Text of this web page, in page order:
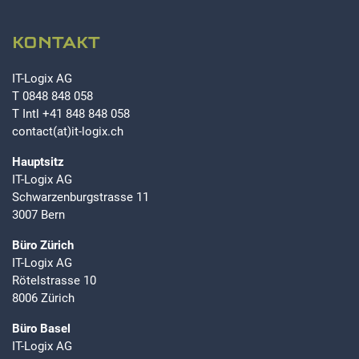
KONTAKT
IT-Logix AG
T 0848 848 058
T Intl +41 848 848 058
contact(at)it-logix.ch
Hauptsitz
IT-Logix AG
Schwarzenburgstrasse 11
3007 Bern
Büro Zürich
IT-Logix AG
Rötelstrasse 10
8006 Zürich
Büro Basel
IT-Logix AG